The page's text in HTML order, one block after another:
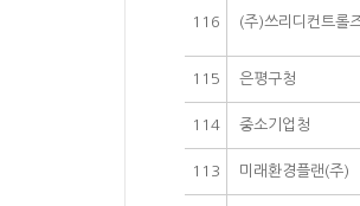
116 (주)쓰리디컨트롤
115 은평구청
114 중소기업청
113 미래환경플랜(주)